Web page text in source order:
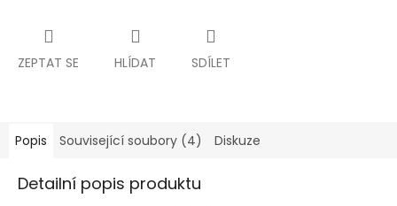
ZEPTAT SE HLÍDAT SDÍLET
Popis Související soubory (4) Diskuze
Detailní popis produktu